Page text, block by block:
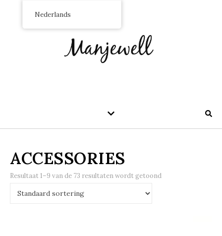
ACCESSORIES
Resultaat 1–9 van de 73 resultaten wordt getoond
Nederlands